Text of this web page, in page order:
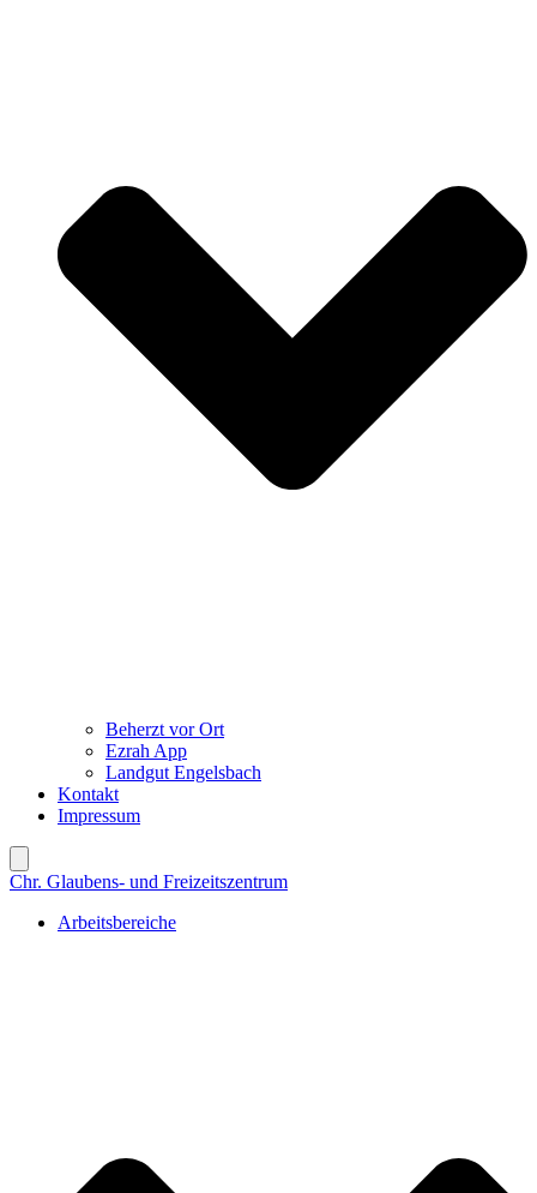
Beherzt vor Ort
Ezrah App
Landgut Engelsbach
Kontakt
Impressum
Chr. Glaubens- und Freizeitszentrum
Arbeitsbereiche